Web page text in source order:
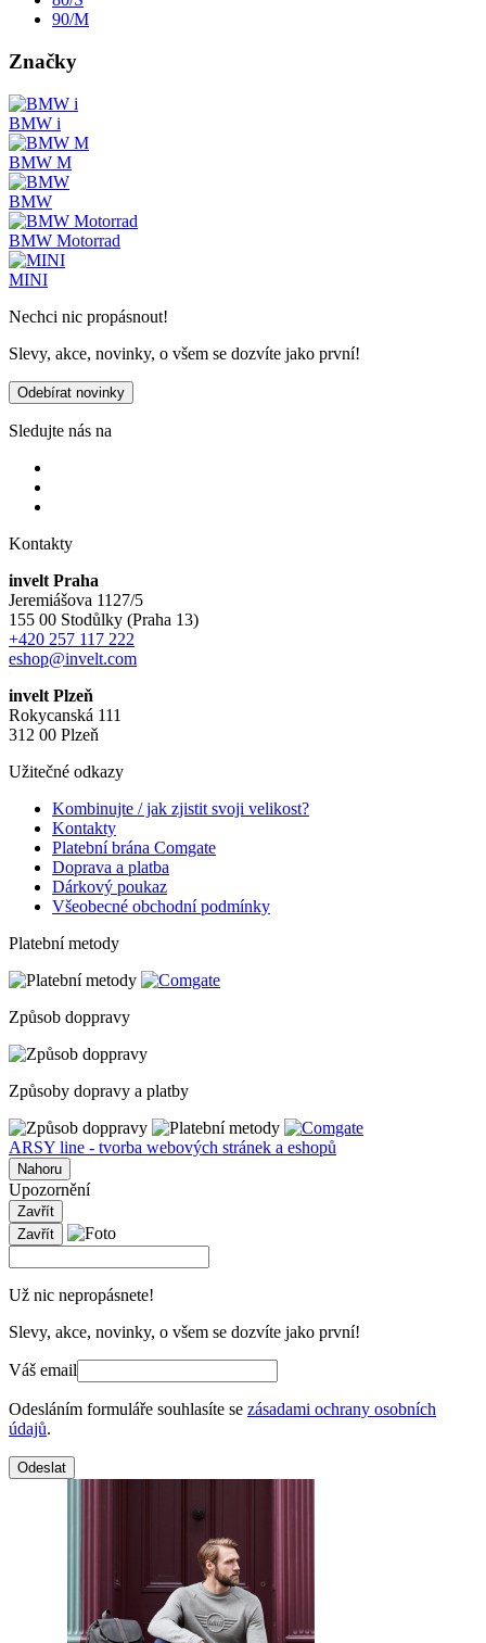
90/M
Značky
BMW i
BMW M
BMW
BMW Motorrad
MINI
Nechci nic propásnout!
Slevy, akce, novinky, o všem se dozvíte jako první!
Odebírat novinky
Sledujte nás na
Kontakty
invelt Praha
Jeremiášova 1127/5
155 00 Stodůlky (Praha 13)
+420 257 117 222
eshop@invelt.com
invelt Plzeň
Rokycanská 111
312 00 Plzeň
Užitečné odkazy
Kombinujte / jak zjistit svoji velikost?
Kontakty
Platební brána Comgate
Doprava a platba
Dárkový poukaz
Všeobecné obchodní podmínky
Platební metody
Způsob doppravy
Způsoby dopravy a platby
ARSY line - tvorba webových stránek a eshopů
Nahoru
Upozornění
Zavřít
Zavřít
Už nic nepropásnete!
Slevy, akce, novinky, o všem se dozvíte jako první!
Váš email
Odesláním formuláře souhlasíte se zásadami ochrany osobních
údajů.
Odeslat